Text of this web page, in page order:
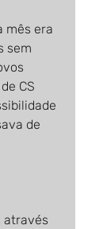
mês era
sem
CS
de
através